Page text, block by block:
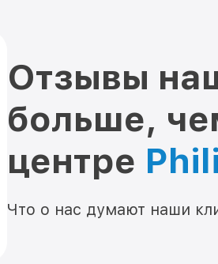
Отзывы
больше,
центре
Что о нас думают наши